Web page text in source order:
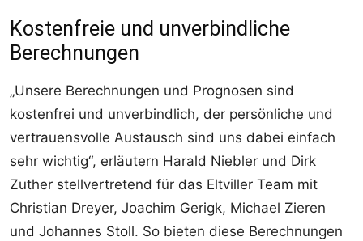
Kostenfreie und unverbindliche
Berechnungen
„Unsere Berechnungen und Prognosen sind
kostenfrei und unverbindlich, der persönliche und
vertrauensvolle Austausch sind uns dabei einfach
sehr wichtig“, erläutern Harald Niebler und Dirk
Zuther stellvertretend für das Eltviller Team mit
Christian Dreyer, Joachim Gerigk, Michael Zieren
und Johannes Stoll. So bieten diese Berechnungen